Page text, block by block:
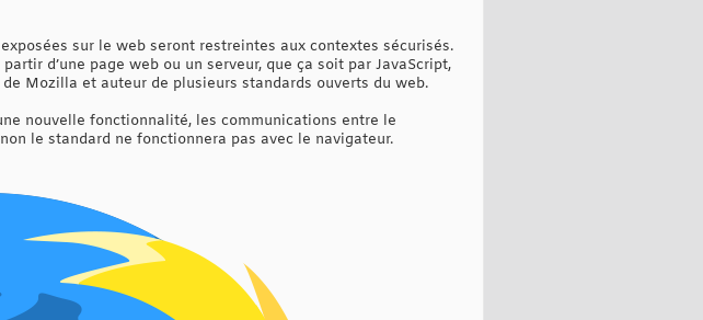
sur le web seront restreintes aux contextes sécurisés.
d’une page web ou un serveur, que ça soit par JavaScript,
Mozilla et auteur de plusieurs standards ouverts du web.
nouvelle fonctionnalité, les communications entre le
le standard ne fonctionnera pas avec le navigateur.